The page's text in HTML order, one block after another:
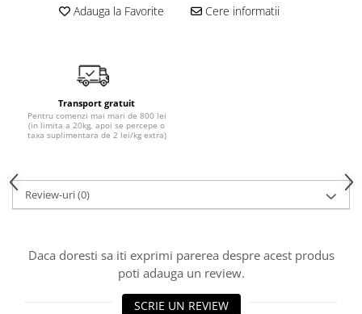
Adauga la Favorite Cere informatii
Transport gratuit
Pentru comenzi mai mari de 800 lei
(in limita a 20kg, apoi se percepe o
taxa suplimentara de 2 lei/kg extra)
Review-uri(0)
Daca doresti sa iti exprimi parerea despre acest produs
poti adauga un review.
SCRIE UN REVIEW